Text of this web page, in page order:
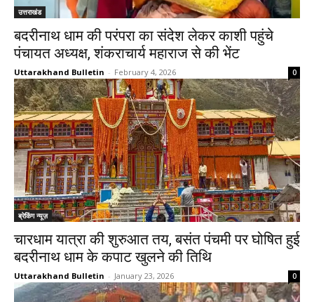
उत्तराखंड
बदरीनाथ धाम की परंपरा का संदेश लेकर काशी पहुंचे
पंचायत अध्यक्ष, शंकराचार्य महाराज से की भेंट
Uttarakhand Bulletin - February 4, 2026 0
ब्रेकिंग न्यूज़
चारधाम यात्रा की शुरुआत तय, बसंत पंचमी पर घोषित हुई
बदरीनाथ धाम के कपाट खुलने की तिथि
Uttarakhand Bulletin - January 23, 2026 0